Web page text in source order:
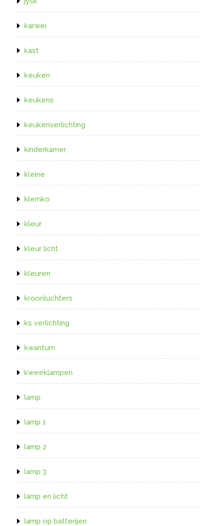
karwei
kast
keuken
keukens
keukenverlichting
kinderkamer
kleine
klemko
kleur
kleur licht
kleuren
kroonluchters
ks verlichting
kwantum
kweeklampen
lamp
lamp 1
lamp 2
lamp 3
lamp en licht
lamp op batterijen